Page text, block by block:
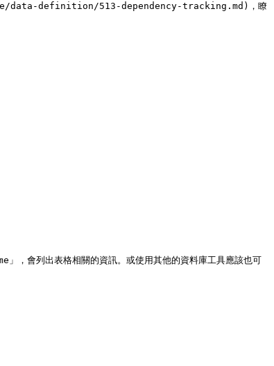
data-definition/513-dependency-tracking.md)，瞭
，會列出表格相關的資訊。或使用其他的資料庫工具應該也可